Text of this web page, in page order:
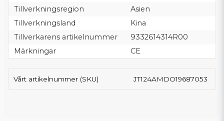
Tillverkningsregion
Asien
Tillverkningsland
Kina
Tillverkarens artikelnummer
9332614314R00
Märkningar
CE
Vårt artikelnummer (SKU) JT124AMDO19687053